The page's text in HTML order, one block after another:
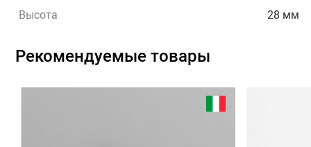
Высота
28 мм
Рекомендуемые товары